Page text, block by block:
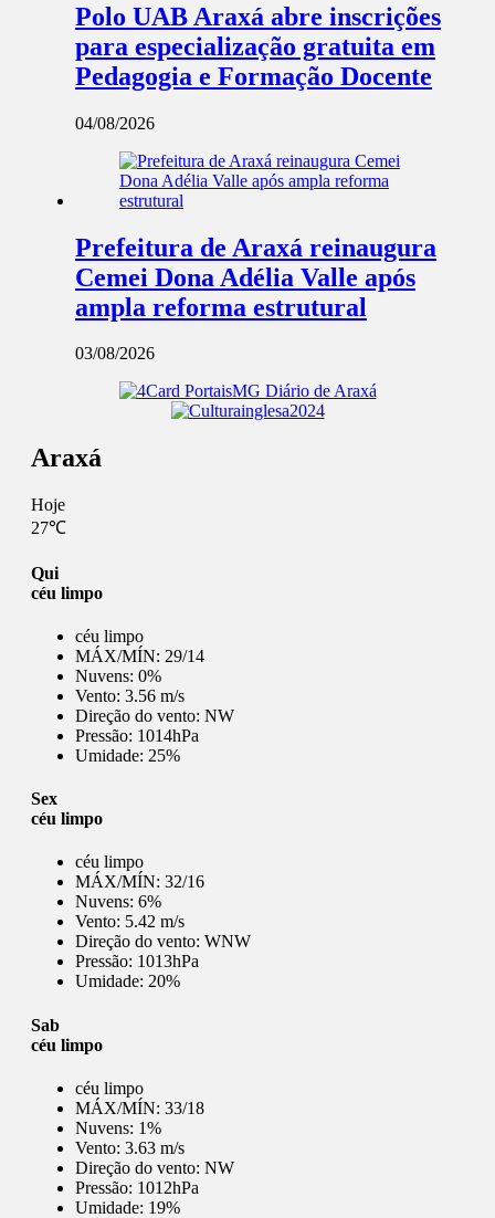
Polo UAB Araxá abre inscrições
para especialização gratuita em
Pedagogia e Formação Docente
04/08/2026
Prefeitura de Araxá reinaugura
Cemei Dona Adélia Valle após
ampla reforma estrutural
03/08/2026
Araxá
Hoje
27℃
Qui
céu limpo
céu limpo
MÁX/MÍN: 29/14
Nuvens: 0%
Vento: 3.56 m/s
Direção do vento: NW
Pressão: 1014hPa
Umidade: 25%
Sex
céu limpo
céu limpo
MÁX/MÍN: 32/16
Nuvens: 6%
Vento: 5.42 m/s
Direção do vento: WNW
Pressão: 1013hPa
Umidade: 20%
Sab
céu limpo
céu limpo
MÁX/MÍN: 33/18
Nuvens: 1%
Vento: 3.63 m/s
Direção do vento: NW
Pressão: 1012hPa
Umidade: 19%